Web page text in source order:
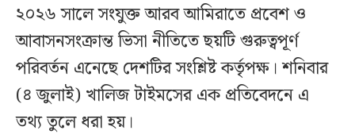
২০২৬ সালে সংযুক্ত আরব আমিরাতে প্রবেশ ও
আবাসনসংক্রান্ত ভিসা নীতিতে ছয়টি গুরুত্বপূর্ণ
পরিবর্তন এনেছে দেশটির সংশ্লিষ্ট কর্তৃপক্ষ। শনিবার
(৪ জুলাই) খালিজ টাইমসের এক প্রতিবেদনে এ
তথ্য তুলে ধরা হয়।